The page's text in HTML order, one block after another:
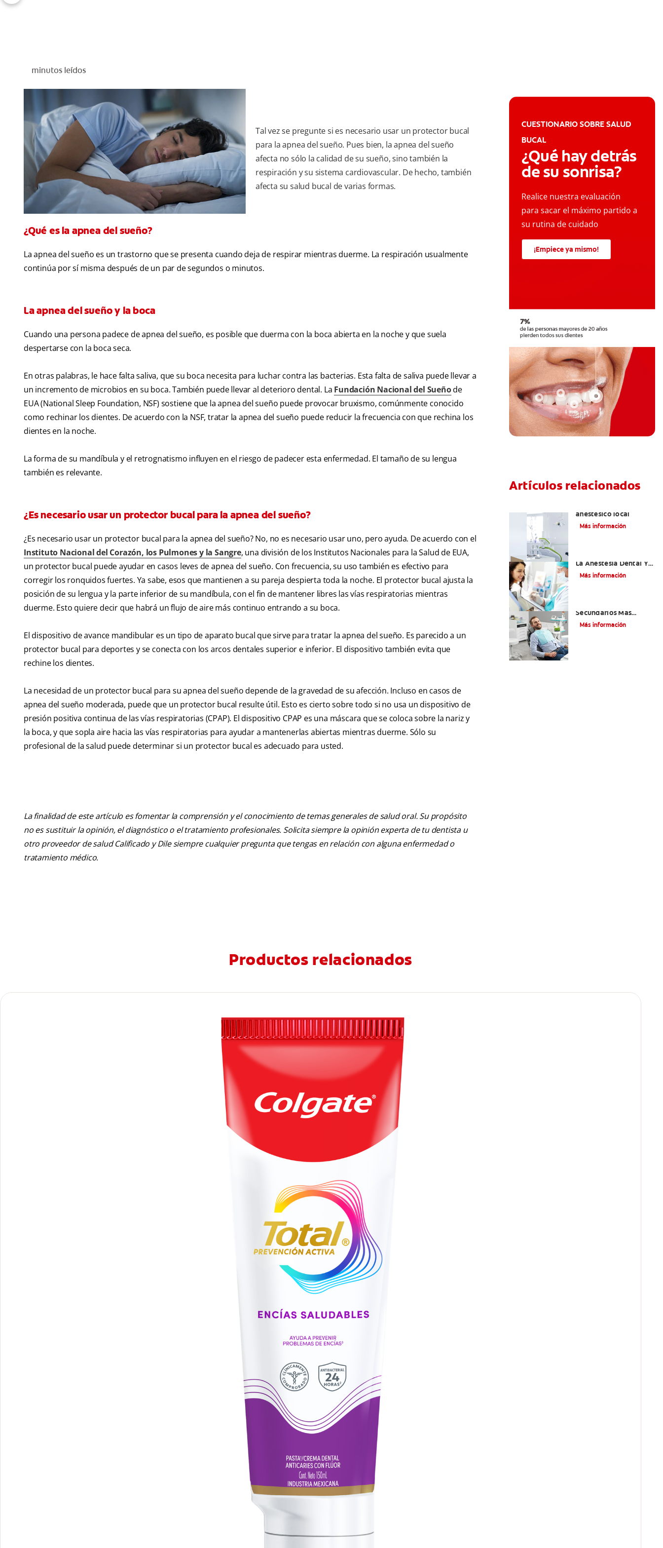
minutos leídos
Tal vez se pregunte si es necesario usar un protector bucal
para la apnea del sueño. Pues bien, la apnea del sueño
afecta no sólo la calidad de su sueño, sino también la
respiración y su sistema cardiovascular. De hecho, también
afecta su salud bucal de varias formas.
¿Qué es la apnea del sueño?
La apnea del sueño es un trastorno que se presenta cuando deja de respirar mientras duerme. La respiración usualmente
continúa por sí misma después de un par de segundos o minutos.
La apnea del sueño y la boca
Cuando una persona padece de apnea del sueño, es posible que duerma con la boca abierta en la noche y que suela
despertarse con la boca seca.
En otras palabras, le hace falta saliva, que su boca necesita para luchar contra las bacterias. Esta falta de saliva puede llevar a
un incremento de microbios en su boca. También puede llevar al deterioro dental. La Fundación Nacional del Sueñode
EUA (National Sleep Foundation, NSF) sostiene que la apnea del sueño puede provocar bruxismo, comúnmente conocido
como rechinar los dientes. De acuerdo con la NSF, tratar la apnea del sueño puede reducir la frecuencia con que rechina los
dientes en la noche.
La forma de su mandíbula y el retrognatismo influyen en el riesgo de padecer esta enfermedad. El tamaño de su lengua
también es relevante.
¿Es necesario usar un protector bucal para la apnea del sueño?
¿Es necesario usar un protector bucal para la apnea del sueño? No, no es necesario usar uno, pero ayuda. De acuerdo con el
Instituto Nacional del Corazón, los Pulmones y la Sangre, una división de los Institutos Nacionales para la Salud de EUA,
un protector bucal puede ayudar en casos leves de apnea del sueño. Con frecuencia, su uso también es efectivo para
corregir los ronquidos fuertes. Ya sabe, esos que mantienen a su pareja despierta toda la noche. El protector bucal ajusta la
posición de su lengua y la parte inferior de su mandíbula, con el fin de mantener libres las vías respiratorias mientras
duerme. Esto quiere decir que habrá un flujo de aire más continuo entrando a su boca.
El dispositivo de avance mandibular es un tipo de aparato bucal que sirve para tratar la apnea del sueño. Es parecido a un
protector bucal para deportes y se conecta con los arcos dentales superior e inferior. El dispositivo también evita que
rechine los dientes.
La necesidad de un protector bucal para su apnea del sueño depende de la gravedad de su afección. Incluso en casos de
apnea del sueño moderada, puede que un protector bucal resulte útil. Esto es cierto sobre todo si no usa un dispositivo de
presión positiva continua de las vías respiratorias (CPAP). El dispositivo CPAP es una máscara que se coloca sobre la nariz y
la boca, y que sopla aire hacia las vías respiratorias para ayudar a mantenerlas abiertas mientras duerme. Sólo su
profesional de la salud puede determinar si un protector bucal es adecuado para usted.
La finalidad de este artículo es fomentar la comprensión y el conocimiento de temas generales de salud oral. Su propósito
no es sustituir la opinión, el diagnóstico o el tratamiento profesionales. Solicita siempre la opinión experta de tu dentista u
otro proveedor de salud Calificado y Dile siempre cualquier pregunta que tengas en relación con alguna enfermedad o
tratamiento médico.
CUESTIONARIO SOBRE SALUD
BUCAL
¿Qué hay detrás
de su sonrisa?
Realice nuestra evaluación
para sacar el máximo partido a
su rutina de cuidado
¡Empiece ya mismo!
Artículos relacionados
anestésico local
Más información
La Anestesia Dental Y
Causas De Tratamiento
Más información
Secundarios Más
Comunes De La
Más información
Productos relacionados